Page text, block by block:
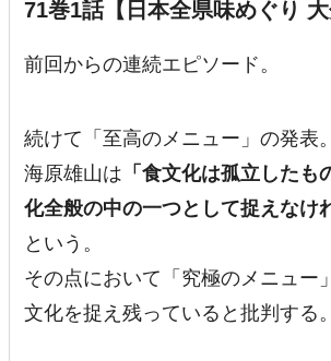
71巻1話【日本全県味めぐり 大
前回からの連続エピソード。
続けて「至高のメニュー」の発表。
海原雄山は 「食文化は孤立したも
化全般の中の一つとして捉えなけ
という。
その点において「究極のメニュー
文化を捉え残っている と批判する。